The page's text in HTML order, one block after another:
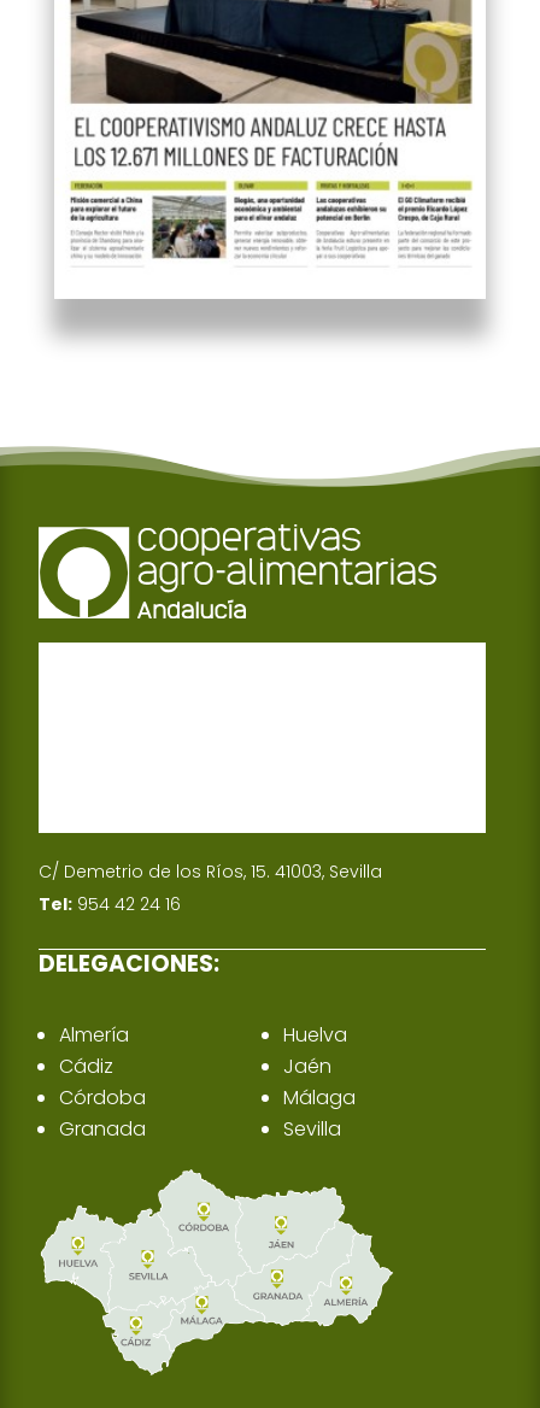
C/ Demetrio de los Ríos, 15. 41003, Sevilla
Tel: 954 42 24 16
DELEGACIONES:
Almería
Cádiz
Córdoba
Granada
Huelva
Jaén
Málaga
Sevilla